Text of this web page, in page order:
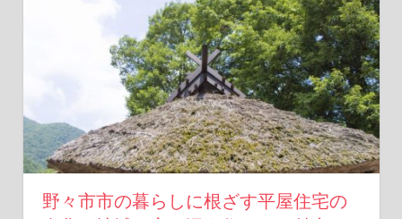
ス
タ
イ
ル
野々市市の暮らしに根ざす平屋住宅の